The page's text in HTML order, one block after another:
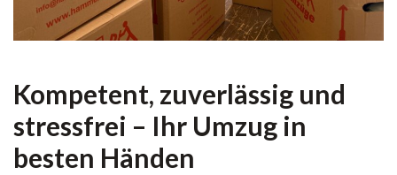
Kompetent, zuverlässig und
stressfrei – Ihr Umzug in
besten Händen